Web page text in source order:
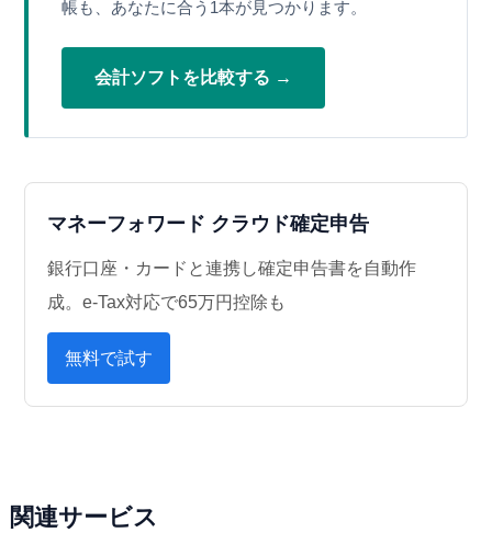
帳も、あなたに合う1本が見つかります。
会計ソフトを比較する →
マネーフォワード クラウド確定申告
銀行口座・カードと連携し確定申告書を自動作
成。e-Tax対応で65万円控除も
無料で試す
関連サービス